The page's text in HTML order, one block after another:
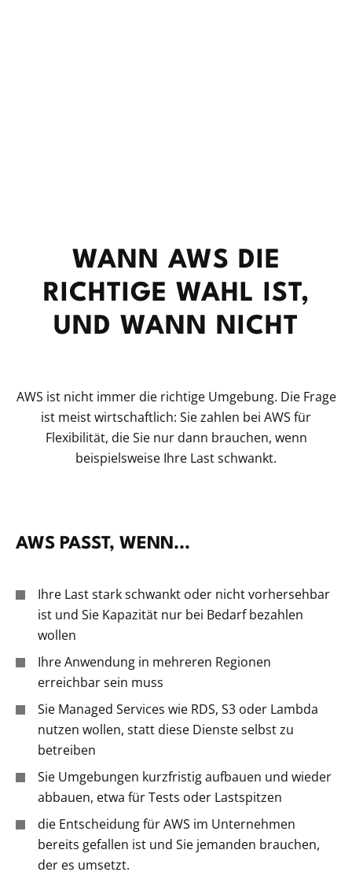
WANN AWS DIE
RICHTIGE WAHL IST,
UND WANN NICHT
AWS ist nicht immer die richtige Umgebung. Die Frage
ist meist wirtschaftlich: Sie zahlen bei AWS für
Flexibilität, die Sie nur dann brauchen, wenn
beispielsweise Ihre Last schwankt.
AWS PASST, WENN...
Ihre Last stark schwankt oder nicht vorhersehbar
ist und Sie Kapazität nur bei Bedarf bezahlen
wollen
Ihre Anwendung in mehreren Regionen
erreichbar sein muss
Sie Managed Services wie RDS, S3 oder Lambda
nutzen wollen, statt diese Dienste selbst zu
betreiben
Sie Umgebungen kurzfristig aufbauen und wieder
abbauen, etwa für Tests oder Lastspitzen
die Entscheidung für AWS im Unternehmen
bereits gefallen ist und Sie jemanden brauchen,
der es umsetzt.